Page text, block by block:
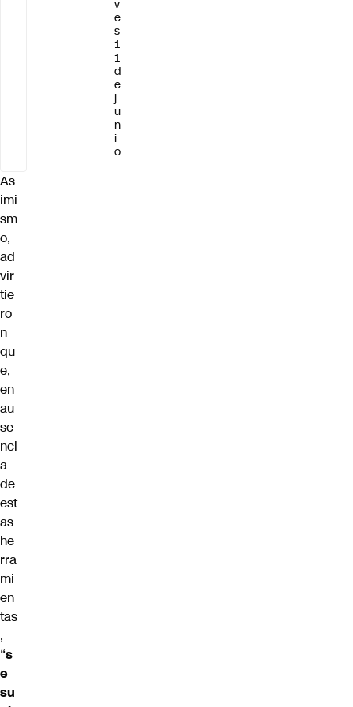
v
e
s
1
1
d
e
j
u
n
i
o
As
imi
sm
o,
ad
vir
tie
ro
n
qu
e,
en
au
se
nci
a
de
est
as
he
rra
mi
en
tas
,
“s
e
su